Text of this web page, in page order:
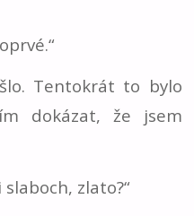
Tentokrát to bylo
dokázat, že jsem
zlato?“